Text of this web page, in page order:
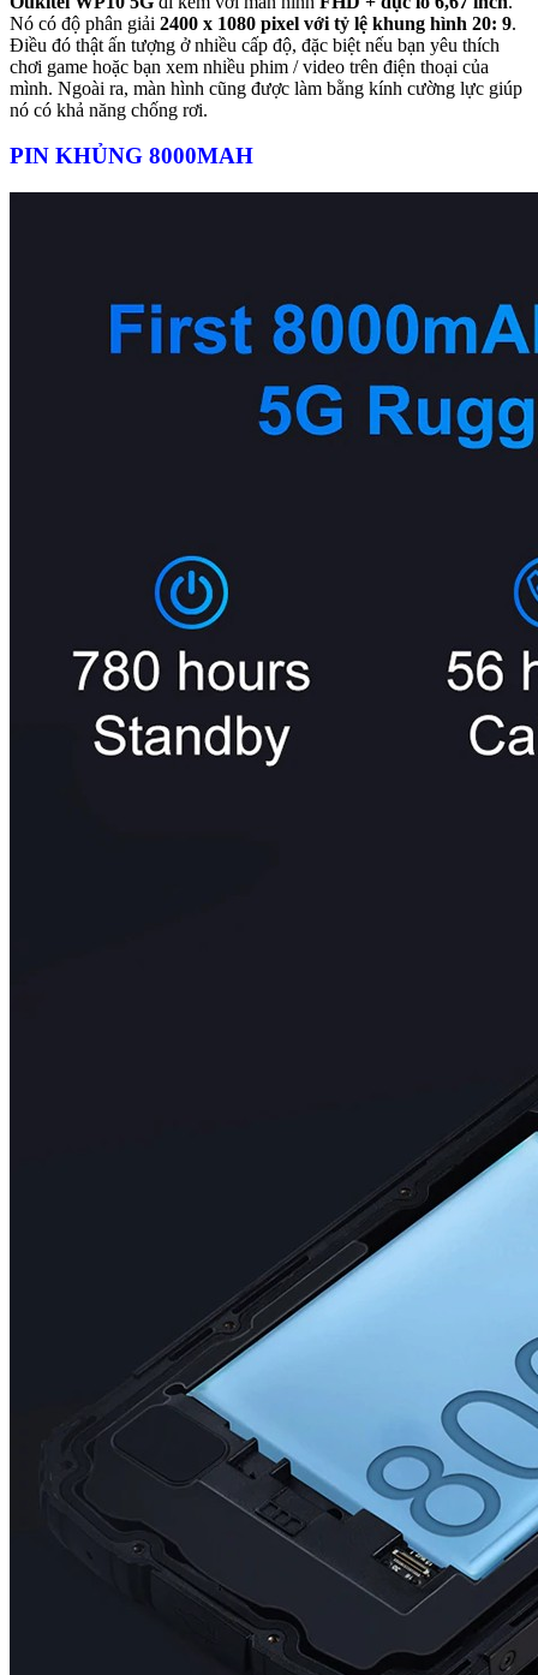
Nó có độ phân giải 2400 x 1080 pixel với tỷ lệ khung hình 20: 9.
Điều đó thật ấn tượng ở nhiều cấp độ, đặc biệt nếu bạn yêu thích
chơi game hoặc bạn xem nhiều phim / video trên điện thoại của
mình. Ngoài ra, màn hình cũng được làm bằng kính cường lực giúp
nó có khả năng chống rơi.
PIN KHỦNG 8000MAH